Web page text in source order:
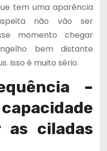
tem uma aparência
não vão ser
momento chegar
bem distante
Isso é muito sério.
–
as ciladas